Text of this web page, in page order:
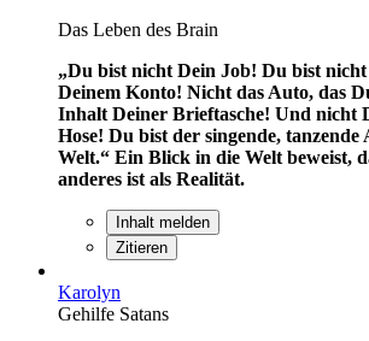
Das Leben des Brain
„Du bist nicht Dein Job! Du bist nicht
Deinem Konto! Nicht das Auto, das
Inhalt Deiner Brieftasche! Und nicht
Hose! Du bist der singende, tanzende
Welt.“ Ein Blick in die Welt beweist,
anderes ist als Realität.
Inhalt melden
Zitieren
Karolyn
Gehilfe Satans